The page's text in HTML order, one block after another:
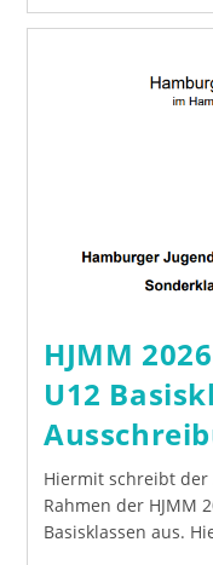
Sieger
Stehen
HJMM
U12
Hiermit schreibt der
Rahmen der HJMM
Basisklassen aus.